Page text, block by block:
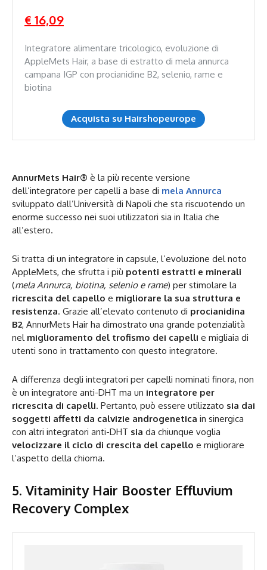
€ 16,09
Integratore alimentare tricologico, evoluzione di
AppleMets Hair, a base di estratto di mela annurca
campana IGP con procianidine B2, selenio, rame e
biotina
Acquista su Hairshopeurope
AnnurMets Hair® è la più recente versione
dell’integratore per capelli a base di mela Annurca
sviluppato dall’Università di Napoli che sta riscuotendo un
enorme successo nei suoi utilizzatori sia in Italia che
all’estero.
Si tratta di un integratore in capsule, l’evoluzione del noto
AppleMets, che sfrutta i più potenti estratti e minerali
(mela Annurca, biotina, selenio e rame) per stimolare la
ricrescita del capello e migliorare la sua struttura e
resistenza. Grazie all’elevato contenuto di procianidina
B2, AnnurMets Hair ha dimostrato una grande potenzialità
nel miglioramento del trofismo dei capelli e migliaia di
utenti sono in trattamento con questo integratore.
A differenza degli integratori per capelli nominati finora, non
è un integratore anti-DHT ma un integratore per
ricrescita di capelli. Pertanto, può essere utilizzato sia dai
soggetti affetti da calvizie androgenetica in sinergica
con altri integratori anti-DHT sia da chiunque voglia
velocizzare il ciclo di crescita del capello e migliorare
l’aspetto della chioma.
5. Vitaminity Hair Booster Effluvium
Recovery Complex